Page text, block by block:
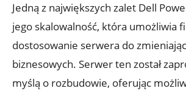
Jedną z największych zalet Dell
jego skalowalność, która umożliwia
dostosowanie serwera do
biznesowych. Serwer ten został
myślą o rozbudowie, oferując